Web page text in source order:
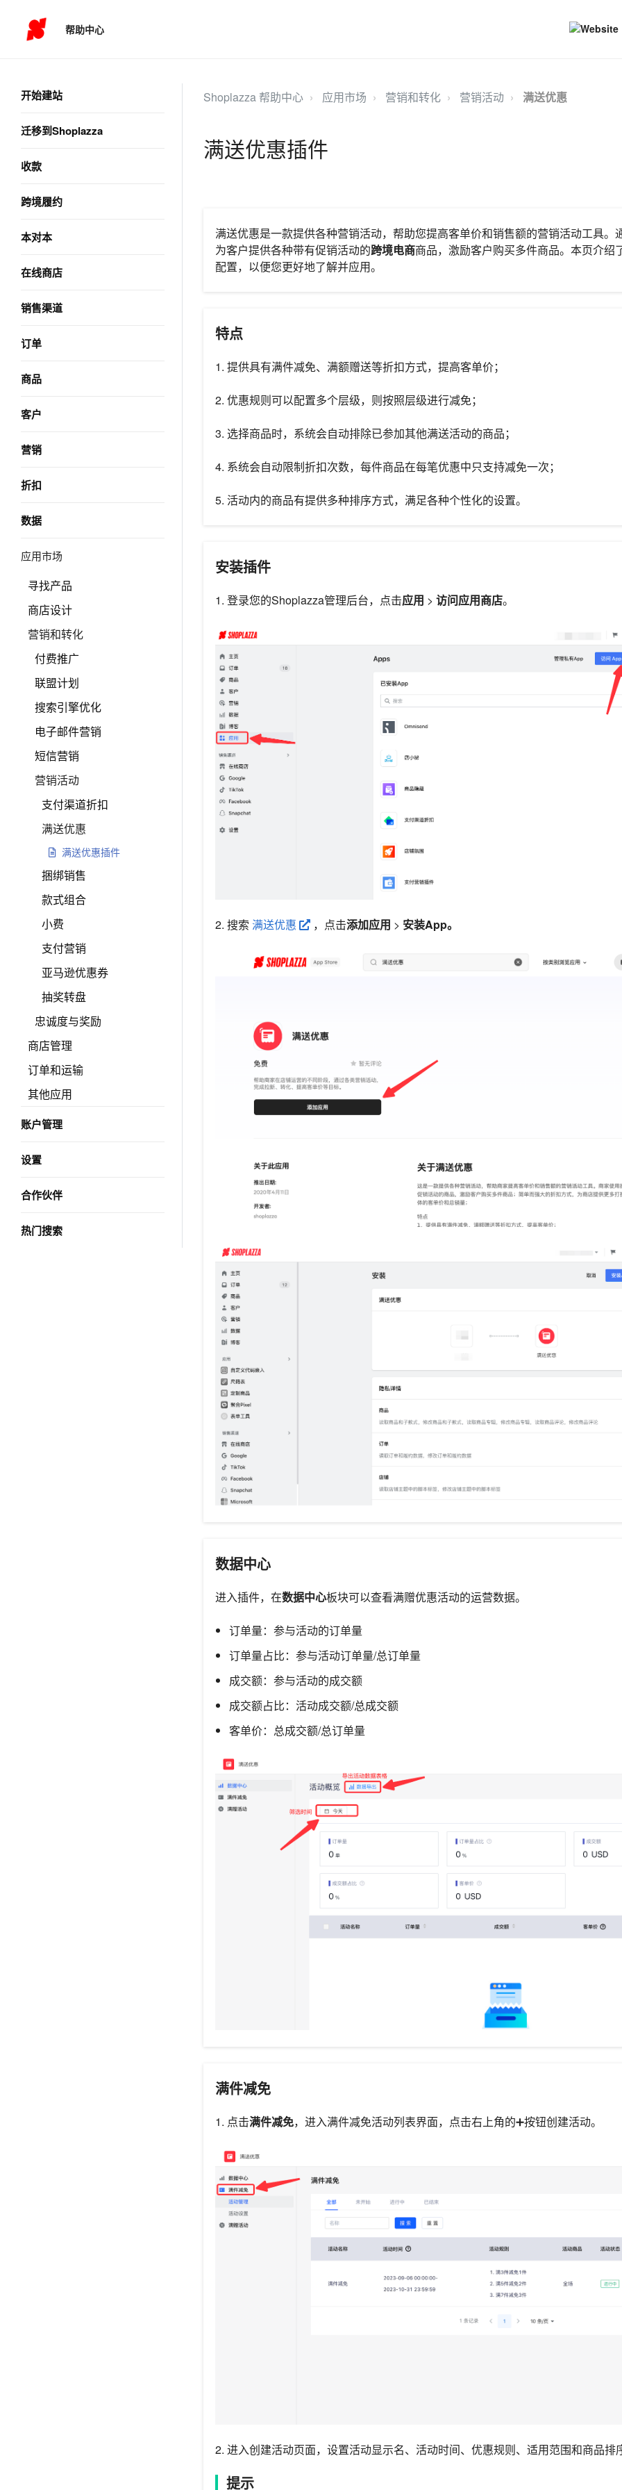
帮助中心
开始建站
迁移到Shoplazza
收款
跨境履约
本对本
在线商店
销售渠道
订单
商品
客户
营销
折扣
数据
应用市场
寻找产品
商店设计
营销和转化
付费推广
联盟计划
搜索引擎优化
电子邮件营销
短信营销
营销活动
支付渠道折扣
满送优惠
满送优惠插件
捆绑销售
款式组合
小费
支付营销
亚马逊优惠券
抽奖转盘
忠诚度与奖励
商店管理
订单和运输
其他应用
账户管理
设置
合作伙伴
热门搜索
Shoplazza 帮助中心 应用市场 营销和转化 营销活动 满送优惠
满送优惠插件
满送优惠是一款提供各种营销活动，帮助您提高客单价和销售额的营销活动工具。
为客户提供各种带有促销活动的跨境电商商品，激励客户购买多件商品。本页介绍
配置，以便您更好地了解并应用。
特点
1. 提供具有满件减免、满额赠送等折扣方式，提高客单价；
2. 优惠规则可以配置多个层级，则按照层级进行减免；
3. 选择商品时，系统会自动排除已参加其他满送活动的商品；
4. 系统会自动限制折扣次数，每件商品在每笔优惠中只支持减免一次；
5. 活动内的商品有提供多种排序方式，满足各种个性化的设置。
安装插件
1. 登录您的Shoplazza管理后台，点击应用 > 访问应用商店。
2. 搜索 满送优惠 ，点击添加应用 > 安装App。
数据中心
进入插件，在数据中心板块可以查看满赠优惠活动的运营数据。
订单量：参与活动的订单量
订单量占比：参与活动订单量/总订单量
成交额：参与活动的成交额
成交额占比：活动成交额/总成交额
客单价：总成交额/总订单量
满件减免
1. 点击满件减免，进入满件减免活动列表界面，点击右上角的➕按钮创建活动。
2. 进入创建活动页面，设置活动显示名、活动时间、优惠规则、适用范围和商品排
提示